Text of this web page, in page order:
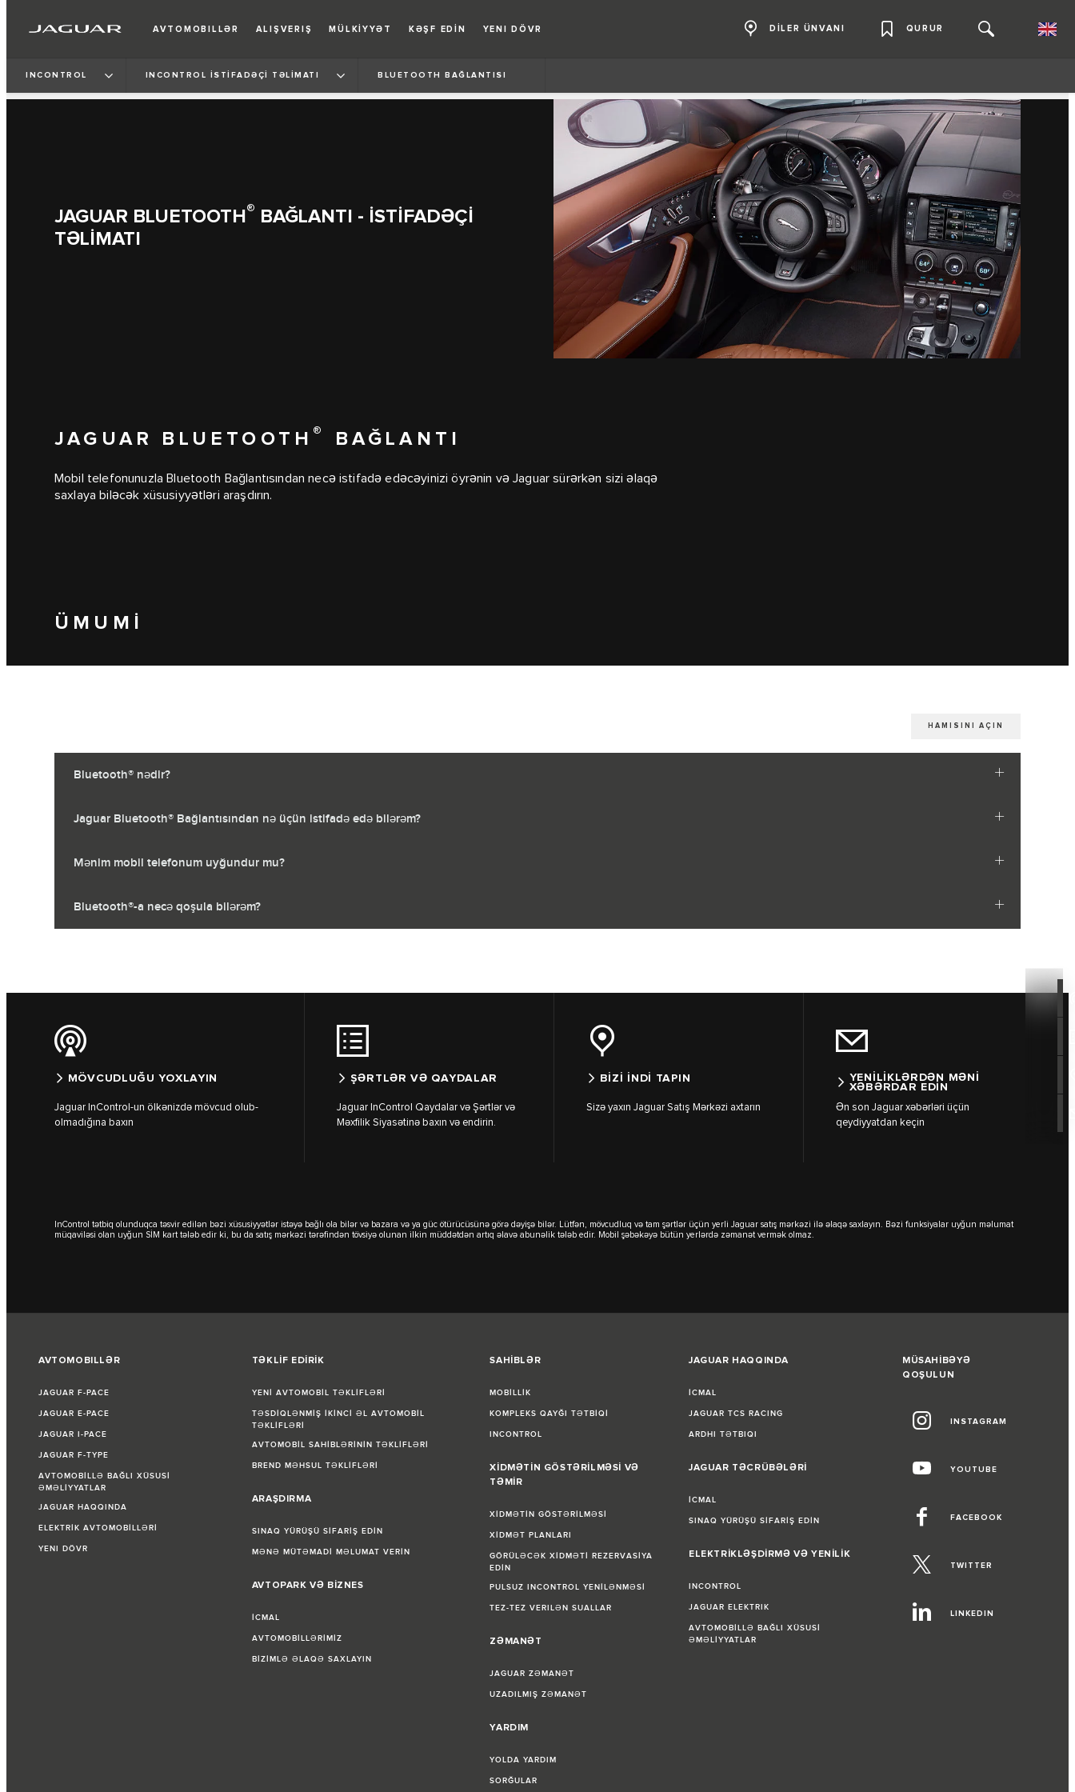
AVTOMOBILLƏR ALIŞVERIŞ MÜLKİYYƏT KƏŞF EDİN YENI DÖVR DİLER ÜNVANI QURUR
INCONTROL INCONTROL İSTİFADƏÇİ TƏLİMATI BLUETOOTH BAĞLANTISI
JAGUAR BLUETOOTH® BAĞLANTI - İSTİFADƏÇİ
TƏLİMATI
JAGUAR BLUETOOTH ® BAĞLANTI
Mobil telefonunuzla Bluetooth Bağlantısından necə istifadə edəcəyinizi öyrənin və Jaguar sürərkən sizi əlaqə
saxlaya biləcək xüsusiyyətləri araşdırın.
ÜMUMİ
HAMISINI AÇIN
Bluetooth® nədir?
Jaguar Bluetooth® Bağlantısından nə üçün istifadə edə bilərəm?
Mənim mobil telefonum uyğundur mu?
Bluetooth®-a necə qoşula bilərəm?
MÖVCUDLUĞU YOXLAYIN
Jaguar InControl-un ölkənizdə mövcud olub-
olmadığına baxın
ŞƏRTLƏR VƏ QAYDALAR
Jaguar InControl Qaydalar və Şərtlər və
Məxfilik Siyasətinə baxın və endirin.
BİZİ İNDİ TAPIN
Sizə yaxın Jaguar Satış Mərkəzi axtarın
YENİLİKLƏRDƏN MƏNİ
XƏBƏRDAR EDİN
Ən son Jaguar xəbərləri üçün
qeydiyyatdan keçin
InControl tətbiq olunduqca təsvir edilən bəzi xüsusiyyətlər istəyə bağlı ola bilər və bazara və ya güc ötürücüsünə görə dəyişə bilər. Lütfən, mövcudluq və tam şərtlər üçün yerli Jaguar satış mərkəzi ilə əlaqə saxlayın. Bəzi funksiyalar uyğun məlumat
müqaviləsi olan uyğun SİM kart tələb edir ki, bu da satış mərkəzi tərəfindən tövsiyə olunan ilkin müddətdən artıq əlavə abunəlik tələb edir. Mobil şəbəkəyə bütün yerlərdə zəmanət vermək olmaz.
AVTOMOBILLƏR
JAGUAR F-PACE
JAGUAR E-PACE
JAGUAR I-PACE
JAGUAR F-TYPE
AVTOMOBİLLƏ BAĞLI XÜSUSİ
ƏMƏLİYYATLAR
JAGUAR HAQQINDA
ELEKTRİK AVTOMOBİLLƏRİ
YENI DÖVR
TƏKLİF EDİRİK
YENİ AVTOMOBİL TƏKLİFLƏRİ
TƏSDİQLƏNMİŞ İKİNCİ ƏL AVTOMOBİL
TƏKLİFLƏRİ
AVTOMOBİL SAHİBLƏRİNİN TƏKLİFLƏRİ
BREND MƏHSUL TƏKLİFLƏRİ
ARAŞDIRMA
SINAQ YÜRÜŞÜ SİFARİŞ EDİN
MƏNƏ MÜTƏMADİ MƏLUMAT VERİN
AVTOPARK VƏ BİZNES
İCMAL
AVTOMOBİLLƏRİMİZ
BİZİMLƏ ƏLAQƏ SAXLAYIN
SAHİBLƏR
MOBİLLİK
KOMPLEKS QAYĞI TƏTBİQİ
INCONTROL
XİDMƏTİN GÖSTƏRİLMƏSİ VƏ
TƏMİR
XİDMƏTİN GÖSTƏRİLMƏSİ
XİDMƏT PLANLARI
GÖRÜLƏCƏK XİDMƏTİ REZERVASİYA
EDİN
PULSUZ INCONTROL YENİLƏNMƏSİ
TEZ-TEZ VERILƏN SUALLAR
ZƏMANƏT
JAGUAR ZƏMANƏT
UZADILMIŞ ZƏMANƏT
YARDIM
YOLDA YARDIM
SORĞULAR
JAGUAR HAQQINDA
İCMAL
JAGUAR TCS RACING
ARDHI TƏTBIQI
JAGUAR TƏCRÜBƏLƏRİ
İCMAL
SINAQ YÜRÜŞÜ SİFARİŞ EDİN
ELEKTRİKLƏŞDİRMƏ VƏ YENİLİK
INCONTROL
JAGUAR ELEKTRIK
AVTOMOBİLLƏ BAĞLI XÜSUSİ
ƏMƏLİYYATLAR
MÜSAHİBƏYƏ
QOŞULUN
INSTAGRAM
YOUTUBE
FACEBOOK
TWITTER
LINKEDIN